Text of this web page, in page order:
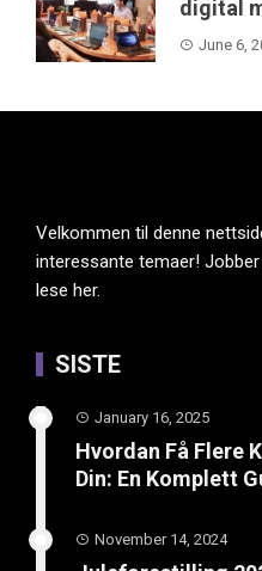
digital
June 6,
Velkommen til denne
interessante temaer!
lese her.
SISTE
January 16, 2025
Hvordan Få Flere
Din: En Komplett
November 14, 2024